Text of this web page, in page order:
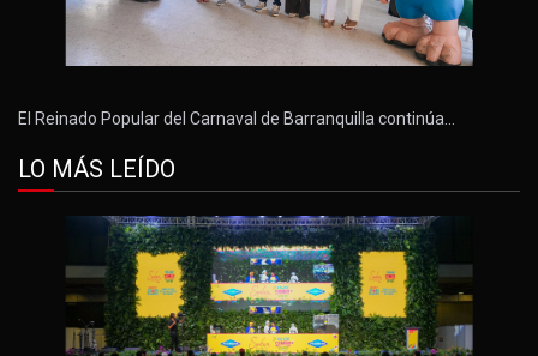
El Reinado Popular del Carnaval de Barranquilla continúa…
LO MÁS LEÍDO